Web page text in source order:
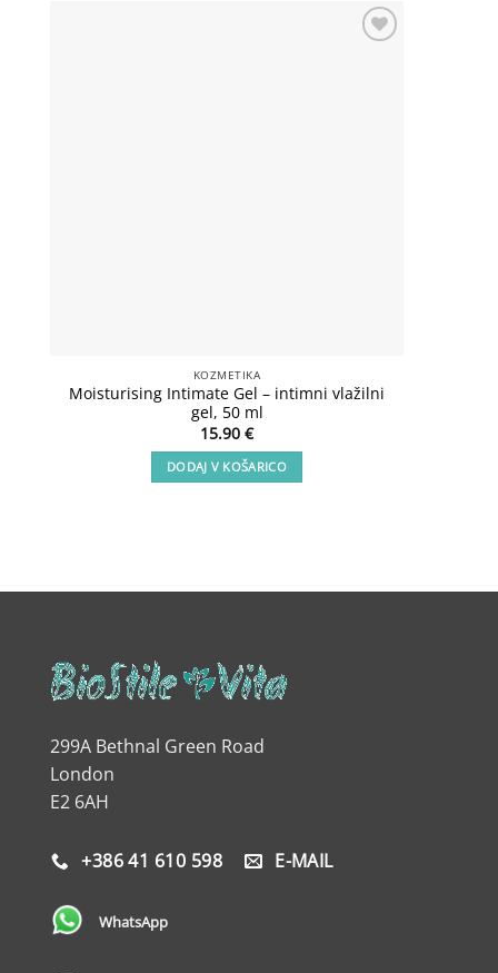
KOZMETIKA
Moisturising Intimate Gel – intimni vlažilni
gel, 50 ml
15.90 €
DODAJ V KOŠARICO
299A Bethnal Green Road
London
E2 6AH
+386 41 610 598 E-MAIL
WhatsApp